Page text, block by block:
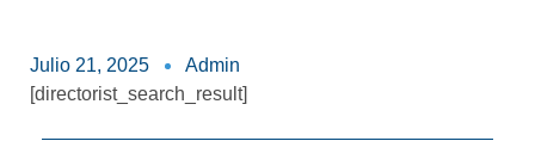
Julio 21, 2025
Admin
[directorist_search_result]